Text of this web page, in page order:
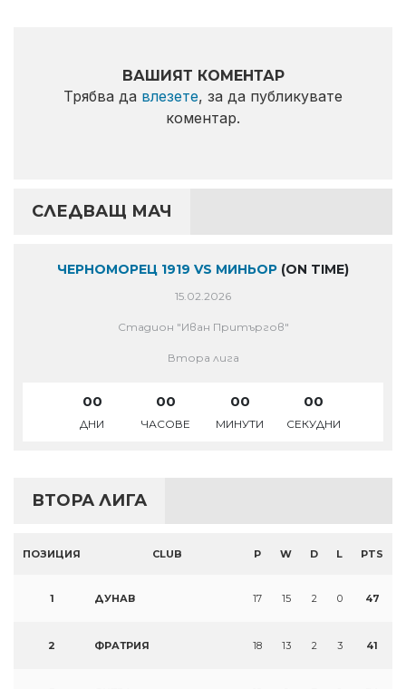
ВАШИЯТ КОМЕНТАР
Трябва да влезете, за да публикувате
коментар.
СЛЕДВАЩ МАЧ
ЧЕРНОМОРЕЦ 1919 VS МИНЬОР (ON TIME)
15.02.2026
Стадион "Иван Притъргов"
Втора лига
00
ДНИ
00
ЧАСОВЕ
00
МИНУТИ
00
СЕКУДНИ
ВТОРА ЛИГА
ПОЗИЦИЯ CLUB P W D L PTS
1 ДУНАВ 17 15 2 0 47
2 ФРАТРИЯ 18 13 2 3 41